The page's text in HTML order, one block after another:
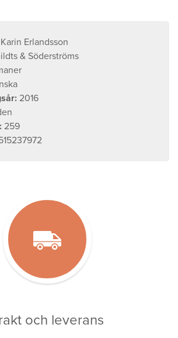
Karin Erlandsson
& Söderströms
2016
259
och leverans